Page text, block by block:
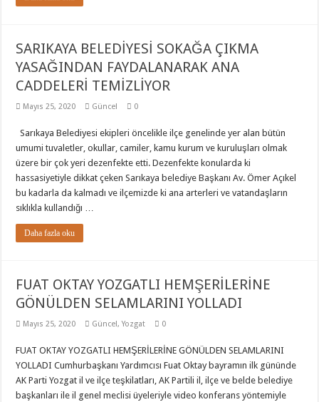
SARIKAYA BELEDİYESİ SOKAĞA ÇIKMA
YASAĞINDAN FAYDALANARAK ANA
CADDELERİ TEMİZLİYOR
Mayıs 25, 2020 Güncel 0
Sarıkaya Belediyesi ekipleri öncelikle ilçe genelinde yer alan bütün
umumi tuvaletler, okullar, camiler, kamu kurum ve kuruluşları olmak
üzere bir çok yeri dezenfekte etti. Dezenfekte konularda ki
hassasiyetiyle dikkat çeken Sarıkaya belediye Başkanı Av. Ömer Açıkel
bu kadarla da kalmadı ve ilçemizde ki ana arterleri ve vatandaşların
sıklıkla kullandığı …
Daha fazla oku
FUAT OKTAY YOZGATLI HEMŞERİLERİNE
GÖNÜLDEN SELAMLARINI YOLLADI
Mayıs 25, 2020 Güncel,Yozgat 0
FUAT OKTAY YOZGATLI HEMŞERİLERİNE GÖNÜLDEN SELAMLARINI
YOLLADI Cumhurbaşkanı Yardımcısı Fuat Oktay bayramın ilk gününde
AK Parti Yozgat il ve ilçe teşkilatları, AK Partili il, ilçe ve belde belediye
başkanları ile il genel meclisi üyeleriyle video konferans yöntemiyle